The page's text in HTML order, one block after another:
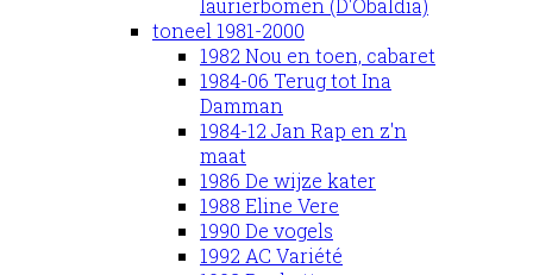
laurierbomen (D'Obaldia)
toneel 1981-2000
1982 Nou en toen, cabaret
1984-06 Terug tot Ina
Damman
1984-12 Jan Rap en z'n
maat
1986 De wijze kater
1988 Eline Vere
1990 De vogels
1992 AC Variété